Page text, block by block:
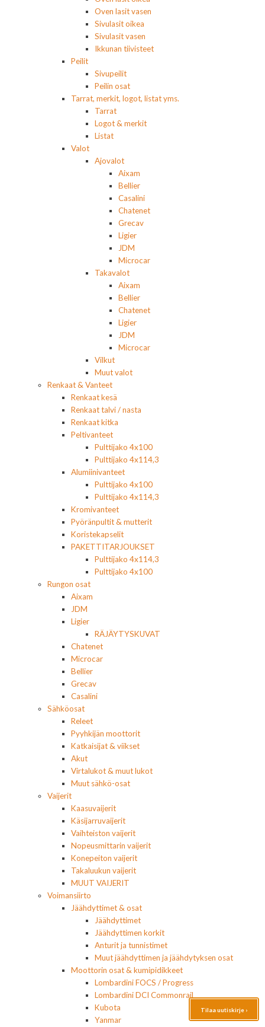
Oven lasit vasen
Sivulasit oikea
Sivulasit vasen
Ikkunan tiivisteet
Peilit
Sivupeilit
Peilin osat
Tarrat, merkit, logot, listat yms.
Tarrat
Logot & merkit
Listat
Valot
Ajovalot
Aixam
Bellier
Casalini
Chatenet
Grecav
Ligier
JDM
Microcar
Takavalot
Aixam
Bellier
Chatenet
Ligier
JDM
Microcar
Vilkut
Muut valot
Renkaat & Vanteet
Renkaat kesä
Renkaat talvi / nasta
Renkaat kitka
Peltivanteet
Pulttijako 4x100
Pulttijako 4x114,3
Alumiinivanteet
Pulttijako 4x100
Pulttijako 4x114,3
Kromivanteet
Pyöränpultit & mutterit
Koristekapselit
PAKETTITARJOUKSET
Pulttijako 4x114,3
Pulttijako 4x100
Rungon osat
Aixam
JDM
Ligier
RÄJÄYTYSKUVAT
Chatenet
Microcar
Bellier
Grecav
Casalini
Sähköosat
Releet
Pyyhkijän moottorit
Katkaisijat & viikset
Akut
Virtalukot & muut lukot
Muut sähkö-osat
Vaijerit
Kaasuvaijerit
Käsijarruvaijerit
Vaihteiston vaijerit
Nopeusmittarin vaijerit
Konepeiton vaijerit
Takaluukun vaijerit
MUUT VAIJERIT
Voimansiirto
Jäähdyttimet & osat
Jäähdyttimet
Jäähdyttimen korkit
Anturit ja tunnistimet
Muut jäähdyttimen ja jäähdytyksen osat
Moottorin osat & kumipidikkeet
Lombardini FOCS / Progress
Lombardini DCI Commonrail
Kubota
Yanmar
Tilaa uutiskirje ›